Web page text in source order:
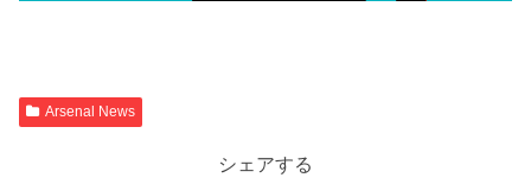
Arsenal News
シェアする